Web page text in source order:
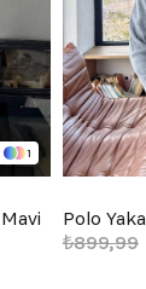
1
₺899,99